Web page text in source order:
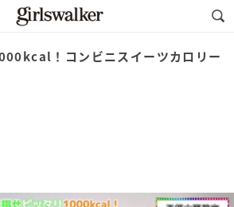
！コンビニスイーツカロリー